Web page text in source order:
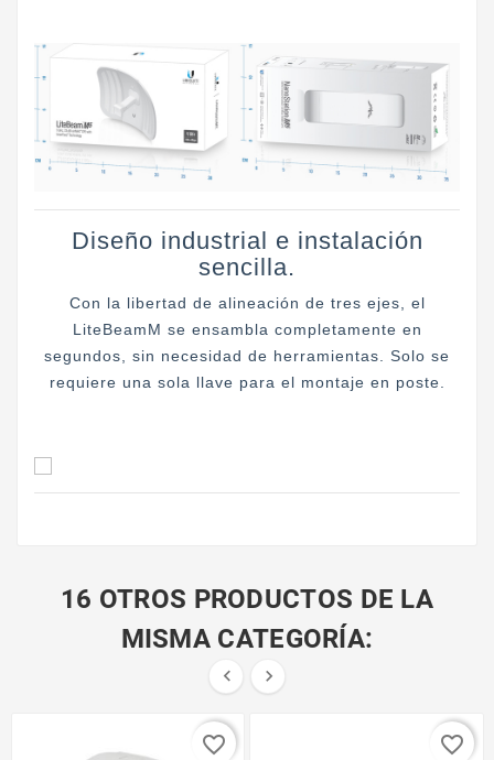
Diseño industrial e instalación
sencilla.
Con la libertad de alineación de tres ejes, el
LiteBeamM se ensambla completamente en
segundos, sin necesidad de herramientas. Solo se
requiere una sola llave para el montaje en poste.
16 OTROS PRODUCTOS DE LA
MISMA CATEGORÍA:
 
favorite_border favorite_border